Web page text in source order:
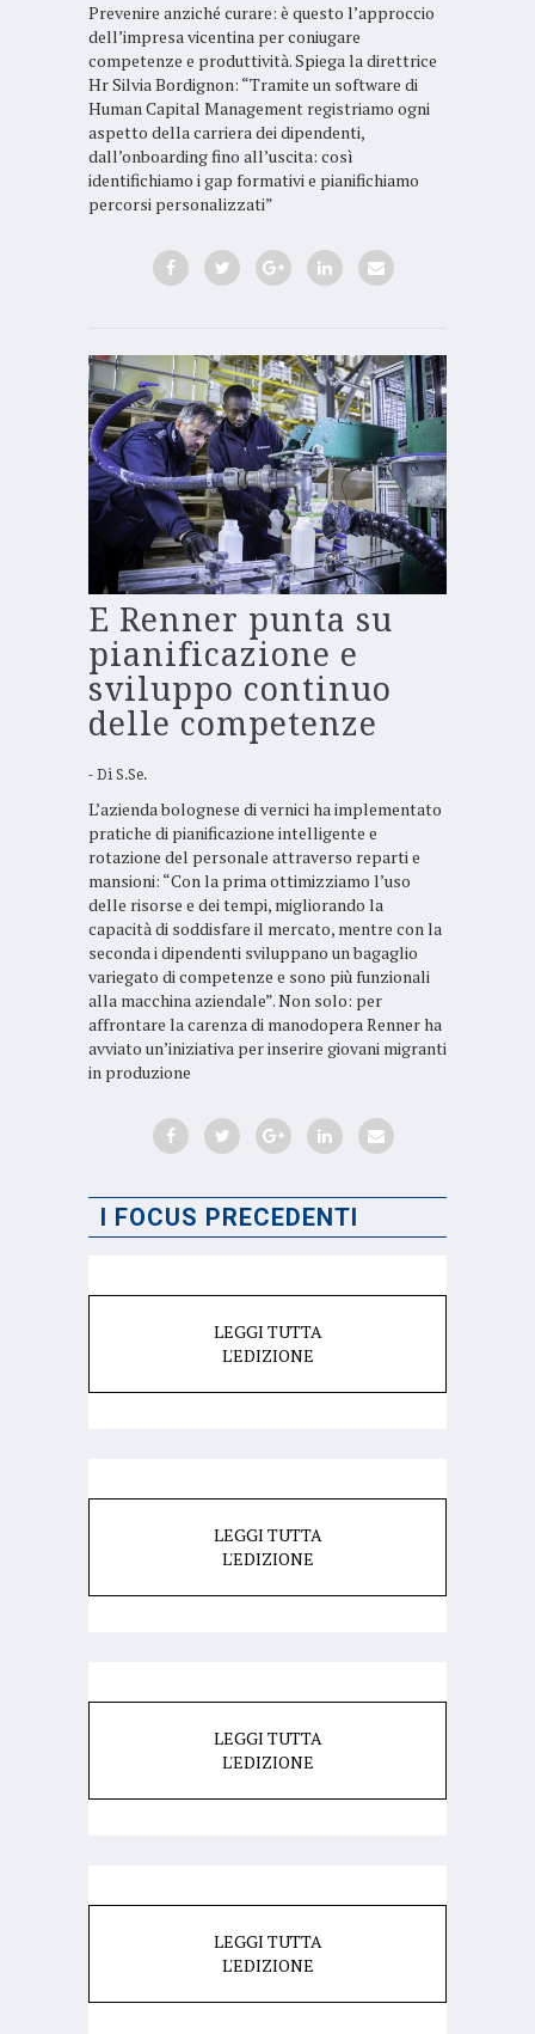
Prevenire anziché curare: è questo l’approccio
dell’impresa vicentina per coniugare
competenze e produttività. Spiega la direttrice
Hr Silvia Bordignon: “Tramite un software di
Human Capital Management registriamo ogni
aspetto della carriera dei dipendenti,
dall’onboarding fino all’uscita: così
identifichiamo i gap formativi e pianifichiamo
percorsi personalizzati”
E Renner punta su
pianificazione e
sviluppo continuo
delle competenze
Di S.Se.
L’azienda bolognese di vernici ha implementato
pratiche di pianificazione intelligente e
rotazione del personale attraverso reparti e
mansioni: “Con la prima ottimizziamo l’uso
delle risorse e dei tempi, migliorando la
capacità di soddisfare il mercato, mentre con la
seconda i dipendenti sviluppano un bagaglio
variegato di competenze e sono più funzionali
alla macchina aziendale”. Non solo: per
affrontare la carenza di manodopera Renner ha
avviato un’iniziativa per inserire giovani migranti
in produzione
I FOCUS PRECEDENTI
LEGGI TUTTA
L'EDIZIONE
LEGGI TUTTA
L'EDIZIONE
LEGGI TUTTA
L'EDIZIONE
LEGGI TUTTA
L'EDIZIONE